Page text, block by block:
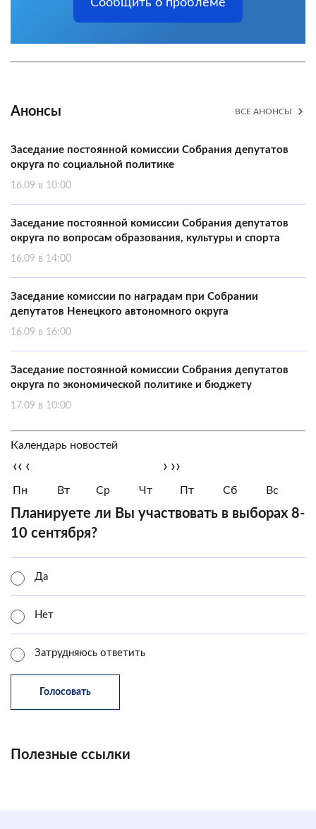
Сообщить о проблеме
Анонсы ВСЕ АНОНСЫ
Заседание постоянной комиссии Собрания депутатов
округа по социальной политике
16.09 в 10:00
Заседание постоянной комиссии Собрания депутатов
округа по вопросам образования, культуры и спорта
16.09 в 14:00
Заседание комиссии по наградам при Собрании
депутатов Ненецкого автономного округа
16.09 в 16:00
Заседание постоянной комиссии Собрания депутатов
округа по экономической политике и бюджету
17.09 в 10:00
Календарь новостей
‹‹ ‹ › ››
Пн Вт Ср Чт Пт Сб Вс
Планируете ли Вы участвовать в выборах 8-
10 сентября?
Да
Нет
Затрудняюсь ответить
Полезные ссылки